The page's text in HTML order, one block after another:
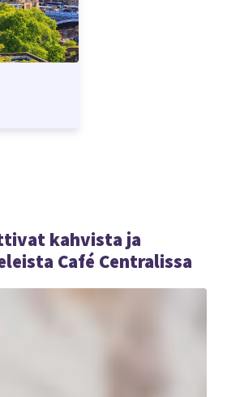
kahvista ja
Café Centralissa